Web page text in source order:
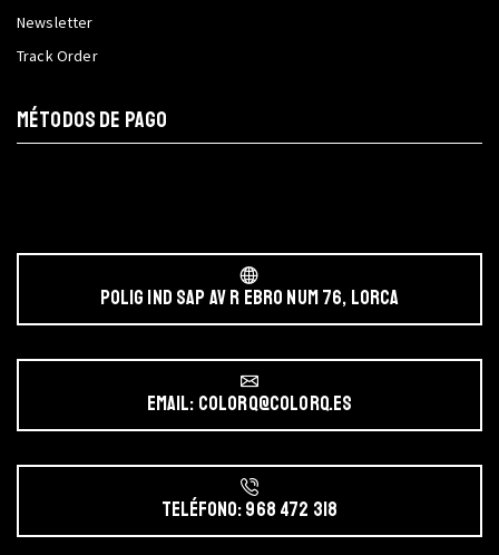
Newsletter
Track Order
MÉTODOS DE PAGO
POLIG IND SAP AV r EBRO NUM 76, LORCA
Email: colorq@colorq.es
Teléfono: 968 472 318